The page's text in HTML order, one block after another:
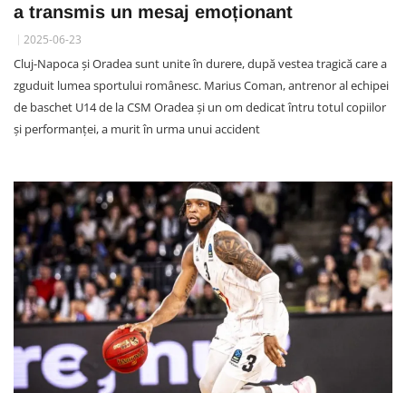
a transmis un mesaj emoționant
2025-06-23
Cluj-Napoca și Oradea sunt unite în durere, după vestea tragică care a
zguduit lumea sportului românesc. Marius Coman, antrenor al echipei
de baschet U14 de la CSM Oradea și un om dedicat întru totul copiilor
și performanței, a murit în urma unui accident